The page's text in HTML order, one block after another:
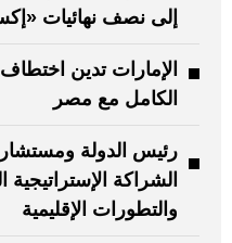
إلى نصف نهائيات
الإمارات تدين
الكامل مع مصر
رئيس الدولة ومستشار
الشراكة الإستراتيجية
والتطورات الإقليمية